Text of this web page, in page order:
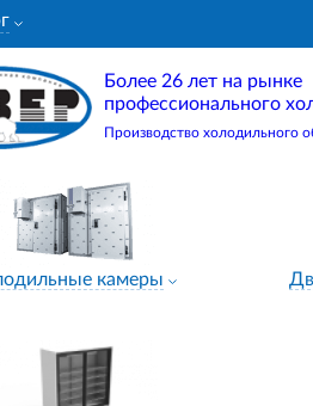
Более 26 лет на рынке
профессионального
Производство холодильного
камеры